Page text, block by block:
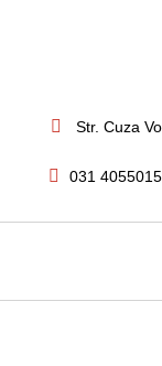
Str. Cuza
031 4055015